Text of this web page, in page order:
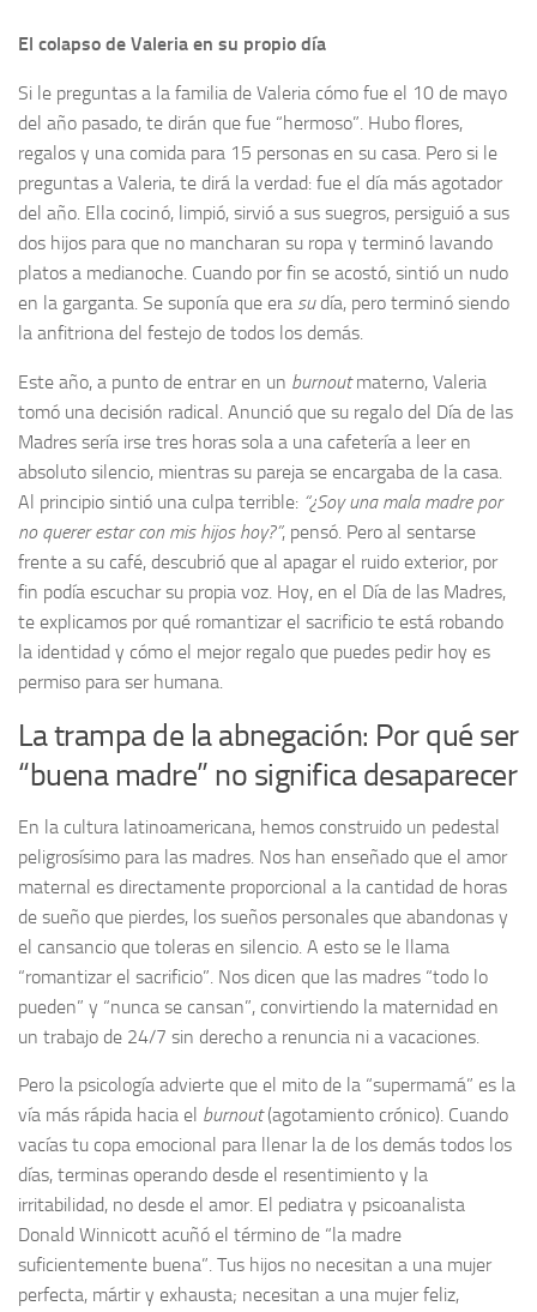
El colapso de Valeria en su propio día
Si le preguntas a la familia de Valeria cómo fue el 10 de mayo
del año pasado, te dirán que fue “hermoso”. Hubo flores,
regalos y una comida para 15 personas en su casa. Pero si le
preguntas a Valeria, te dirá la verdad: fue el día más agotador
del año. Ella cocinó, limpió, sirvió a sus suegros, persiguió a sus
dos hijos para que no mancharan su ropa y terminó lavando
platos a medianoche. Cuando por fin se acostó, sintió un nudo
en la garganta. Se suponía que era sudía, pero terminó siendo
la anfitriona del festejo de todos los demás.
Este año, a punto de entrar en un burnoutmaterno, Valeria
tomó una decisión radical. Anunció que su regalo del Día de las
Madres sería irse tres horas sola a una cafetería a leer en
absoluto silencio, mientras su pareja se encargaba de la casa.
Al principio sintió una culpa terrible: “¿Soy una mala madre por
no querer estar con mis hijos hoy?”, pensó. Pero al sentarse
frente a su café, descubrió que al apagar el ruido exterior, por
fin podía escuchar su propia voz. Hoy, en el Día de las Madres,
te explicamos por qué romantizar el sacrificio te está robando
la identidad y cómo el mejor regalo que puedes pedir hoy es
permiso para ser humana.
La trampa de la abnegación: Por qué ser
“buena madre” no significa desaparecer
En la cultura latinoamericana, hemos construido un pedestal
peligrosísimo para las madres. Nos han enseñado que el amor
maternal es directamente proporcional a la cantidad de horas
de sueño que pierdes, los sueños personales que abandonas y
el cansancio que toleras en silencio. A esto se le llama
“romantizar el sacrificio”. Nos dicen que las madres “todo lo
pueden” y “nunca se cansan”, convirtiendo la maternidad en
un trabajo de 24/7 sin derecho a renuncia ni a vacaciones.
Pero la psicología advierte que el mito de la “supermamá” es la
vía más rápida hacia el burnout(agotamiento crónico). Cuando
vacías tu copa emocional para llenar la de los demás todos los
días, terminas operando desde el resentimiento y la
irritabilidad, no desde el amor. El pediatra y psicoanalista
Donald Winnicott acuñó el término de “la madre
suficientemente buena”. Tus hijos no necesitan a una mujer
perfecta, mártir y exhausta; necesitan a una mujer feliz,